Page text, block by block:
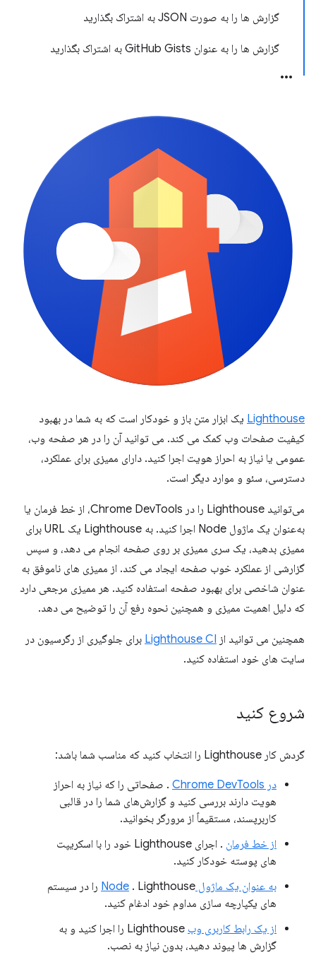
گزارش ها را به صورت JSON به اشتراک بگذارید
گزارش ها را به عنوان GitHub Gists به اشتراک بگذارید
Lighthouse یک ابزار متن باز و خودکار است که به شما در بهبود
کیفیت صفحات وب کمک می کند. می توانید آن را در هر صفحه وب،
عمومی یا نیاز به احراز هویت اجرا کنید. دارای ممیزی برای عملکرد،
دسترسی، سئو و موارد دیگر است.
می‌توانید Lighthouse را در Chrome DevTools، از خط فرمان یا
به‌عنوان یک ماژول Node اجرا کنید. به Lighthouse یک URL برای
ممیزی بدهید، یک سری ممیزی بر روی صفحه انجام می دهد، و سپس
گزارشی از عملکرد خوب صفحه ایجاد می کند. از ممیزی های ناموفق به
عنوان شاخصی برای بهبود صفحه استفاده کنید. هر ممیزی مرجعی دارد
که دلیل اهمیت ممیزی و همچنین نحوه رفع آن را توضیح می دهد.
همچنین می توانید از Lighthouse CI برای جلوگیری از رگرسیون در
سایت های خود استفاده کنید.
شروع کنید
گردش کار Lighthouse را انتخاب کنید که مناسب شما باشد:
در Chrome DevTools
. صفحاتی را که نیاز به احراز
هویت دارند بررسی کنید و گزارش‌های شما را در قالبی
کاربرپسند، مستقیماً از مرورگر بخوانید.
از خط فرمان
. اجرای Lighthouse خود را با اسکریپت
های پوسته خودکار کنید.
به عنوان یک ماژول Node
. Lighthouse را در سیستم
های یکپارچه سازی مداوم خود ادغام کنید.
از یک رابط کاربری وب
Lighthouse را اجرا کنید و به
گزارش ها پیوند دهید، بدون نیاز به نصب.